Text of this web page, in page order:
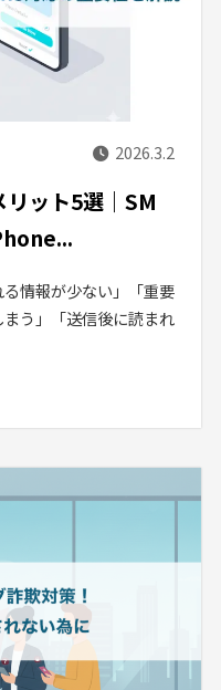
2026.3.2
リット5選｜SM
る情報が少ない」「重要
う」「送信後に読まれ